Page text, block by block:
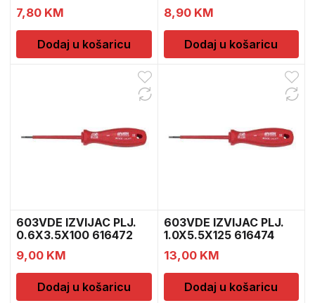
7,80 KM
Dodaj u košaricu
8,90 KM
Dodaj u košaricu
603VDE IZVIJAC PLJ.
0.6X3.5X100 616472
9,00 KM
Dodaj u košaricu
603VDE IZVIJAC PLJ.
1.0X5.5X125 616474
13,00 KM
Dodaj u košaricu